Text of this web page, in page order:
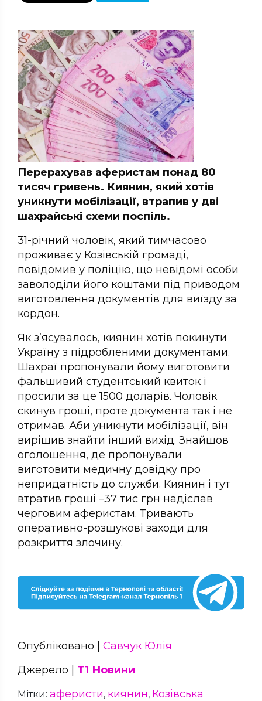
Перерахував аферистам понад 80
тисяч гривень. Киянин, який хотів
уникнути мобілізації, втрапив у дві
шахрайські схеми поспіль.
31-річний чоловік, який тимчасово
проживає у Козівській громаді,
повідомив у поліцію, що невідомі особи
заволоділи його коштами під приводом
виготовлення документів для виїзду за
кордон.
Як з’ясувалось, киянин хотів покинути
Україну з підробленими документами.
Шахраї пропонували йому виготовити
фальшивий студентський квиток і
просили за це 1500 доларів. Чоловік
скинув гроші, проте документа так і не
отримав. Аби уникнути мобілізації, він
вирішив знайти інший вихід. Знайшов
оголошення, де пропонували
виготовити медичну довідку про
непридатність до служби. Киянин і тут
втратив гроші –37 тис грн надіслав
черговим аферистам. Тривають
оперативно-розшукові заходи для
розкриття злочину.
Опубліковано | Савчук Юлія
Джерело | Т1 Новини
Мітки: аферисти, киянин, Козівська